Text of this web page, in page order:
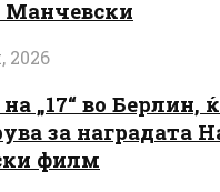
Манчевски
2026
„17“ во Берлин,
за наградата
филм